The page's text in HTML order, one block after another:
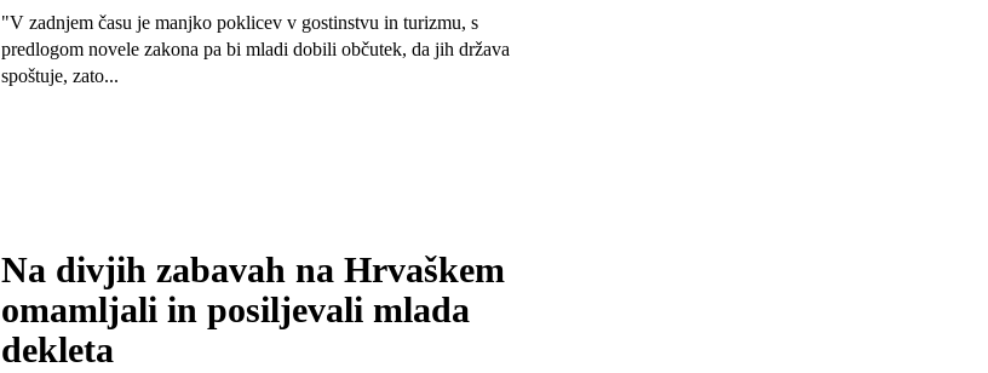
"V zadnjem času je manjko poklicev v gostinstvu in turizmu, s
predlogom novele zakona pa bi mladi dobili občutek, da jih država
spoštuje, zato...
Na divjih zabavah na Hrvaškem
omamljali in posiljevali mlada
dekleta